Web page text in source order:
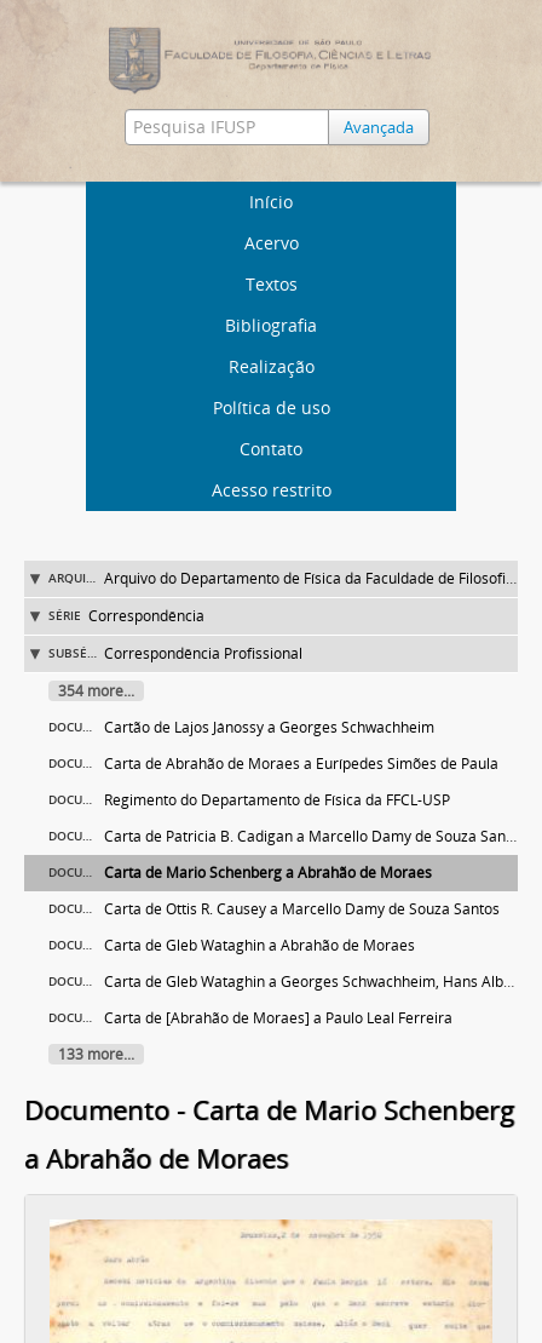
Avançada
Início
Acervo
Textos
Bibliografia
Realização
Política de uso
Contato
Acesso restrito
ARQUIVO Arquivo do Departamento de Física da Faculdade de Filosofia (FFLC)
SÉRIE Correspondência
SUBSÉRIE Correspondência Profissional
354 more...
DOCUMENTO Cartão de Lajos Jánossy a Georges Schwachheim
DOCUMENTO Carta de Abrahão de Moraes a Eurípedes Simões de Paula
DOCUMENTO Regimento do Departamento de Física da FFCL-USP
DOCUMENTO Carta de Patricia B. Cadigan a Marcello Damy de Souza Santos
DOCUMENTO Carta de Mario Schenberg a Abrahão de Moraes
DOCUMENTO Carta de Ottis R. Causey a Marcello Damy de Souza Santos
DOCUMENTO Carta de Gleb Wataghin a Abrahão de Moraes
DOCUMENTO Carta de Gleb Wataghin a Georges Schwachheim, Hans Albert Meyer (Jean) e Andrea Wataghin
DOCUMENTO
Carta de [Abrahão de Moraes] a Paulo Leal Ferreira
133 more...
Documento - Carta de Mario Schenberg
a Abrahão de Moraes